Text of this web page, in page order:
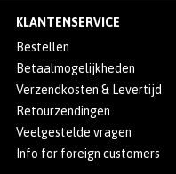
KLANTENSERVICE
Bestellen
Betaalmogelijkheden
Verzendkosten & Levertijd
Retourzendingen
Veelgestelde vragen
Info for foreign customers